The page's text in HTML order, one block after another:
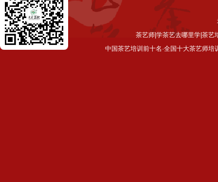
茶艺师|学茶艺去哪里学|茶艺
中国茶艺培训前十名·全国十大茶艺师培